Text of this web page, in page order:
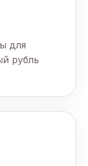
для
рубль